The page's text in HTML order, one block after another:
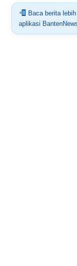
Baca berita
aplikasi